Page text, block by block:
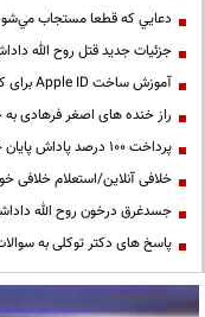
دعايي كه قطعا مستجاب
جزئیات جدید قتل روح الله
آموزش ساخت Apple ID برای کاربران ایرانی
راز خنده های اصغر فرهادی
پرداخت ۱۰۰ درصد پاداش پایان خدمت فرهنگیان
خلافی آنلاین/استعلام خلافی
جسدغرق درخون روح الله
پاسخ های دکتر توکلی به